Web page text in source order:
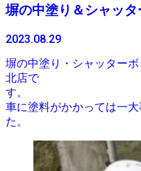
塀の中塗り＆シャッタ
2023.08.29
塀の中塗り・シャッター
北店で
車に塗料がかかっては一
た。